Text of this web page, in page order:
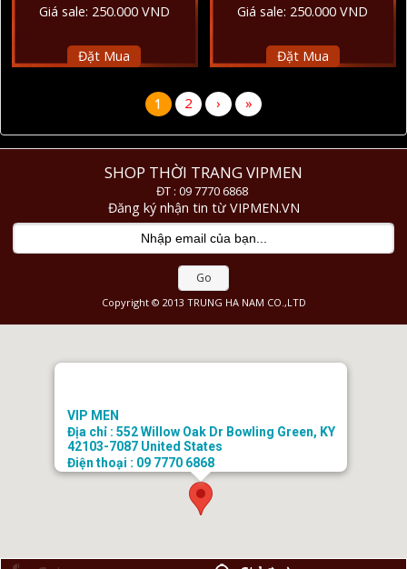
Giá sale: 250.000 VND
Đặt Mua
Giá sale: 250.000 VND
Đặt Mua
1 2 › »
SHOP THỜI TRANG VIPMEN
ĐT : 09 7770 6868
Đăng ký nhận tin từ VIPMEN.VN
Go
Copyright © 2013 TRUNG HA NAM CO.,LTD
VIP MEN
Địa chỉ : 552 Willow Oak Dr Bowling Green, KY
42103-7087 United States
Điện thoại : 09 7770 6868
Email : doanhongtkt@gmail.com